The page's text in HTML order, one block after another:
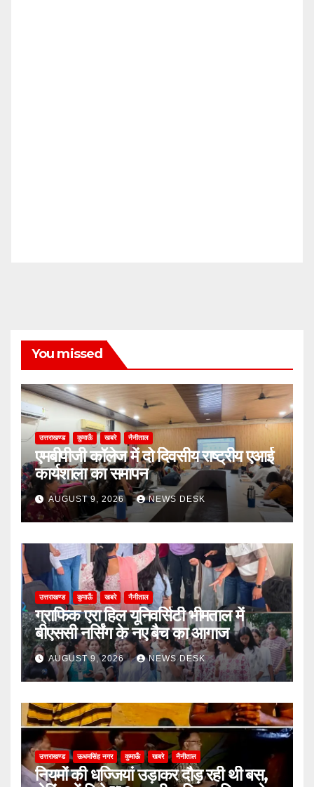
You missed
उत्तराखण्ड कुमाऊँ खबरे नैनीताल
एमबीपीजी कॉलेज में दो दिवसीय राष्ट्रीय एआई
कार्यशाला का समापन
AUGUST 9, 2026 NEWS DESK
उत्तराखण्ड कुमाऊँ खबरे नैनीताल
ग्राफिक एरा हिल यूनिवर्सिटी भीमताल में
बीएससी नर्सिंग के नए बैच का आगाज
AUGUST 9, 2026 NEWS DESK
उत्तराखण्ड ऊधमसिंह नगर कुमाऊँ खबरे नैनीताल
नियमों की धज्जियां उड़ाकर दौड़ रही थी बस,